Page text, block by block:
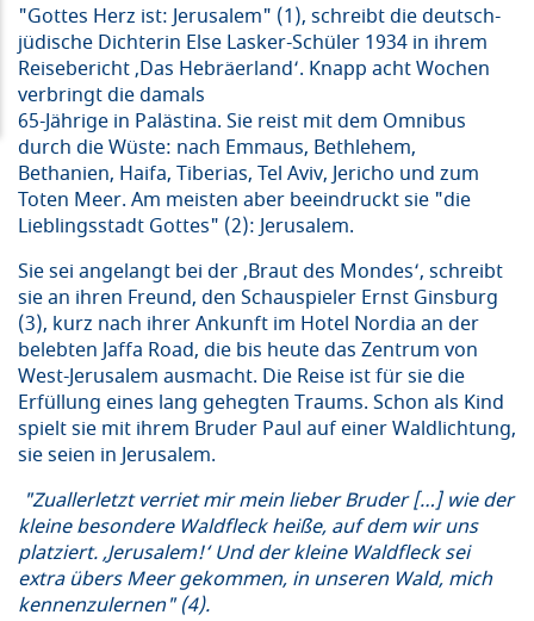
"Gottes Herz ist: Jerusalem" (1), schreibt die deutsch-
jüdische Dichterin Else Lasker-Schüler 1934 in ihrem
Reisebericht ‚Das Hebräerland‘. Knapp acht Wochen
verbringt die damals
65-Jährige in Palästina. Sie reist mit dem Omnibus
durch die Wüste: nach Emmaus, Bethlehem,
Bethanien, Haifa, Tiberias, Tel Aviv, Jericho und zum
Toten Meer. Am meisten aber beeindruckt sie "die
Lieblingsstadt Gottes" (2): Jerusalem.
Sie sei angelangt bei der ‚Braut des Mondes‘, schreibt
sie an ihren Freund, den Schauspieler Ernst Ginsburg
(3), kurz nach ihrer Ankunft im Hotel Nordia an der
belebten Jaffa Road, die bis heute das Zentrum von
West-Jerusalem ausmacht. Die Reise ist für sie die
Erfüllung eines lang gehegten Traums. Schon als Kind
spielt sie mit ihrem Bruder Paul auf einer Waldlichtung,
sie seien in Jerusalem.
"Zuallerletzt verriet mir mein lieber Bruder […] wie der
kleine besondere Waldfleck heiße, auf dem wir uns
platziert. ‚Jerusalem!‘ Und der kleine Waldfleck sei
extra übers Meer gekommen, in unseren Wald, mich
kennenzulernen" (4).